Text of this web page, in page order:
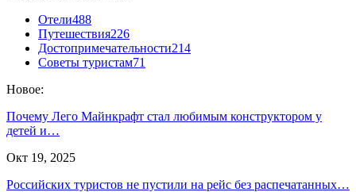
Отели488
Путешествия226
Достопримечательности214
Советы туристам71
Новое:
Почему Лего Майнкрафт стал любимым конструктором у
детей и…
Окт 19, 2025
Российских туристов не пустили на рейс без распечатанных…